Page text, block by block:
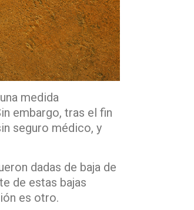
medida
embargo, tras el fin
seguro médico, y
dadas de baja de
de estas bajas
es otro.